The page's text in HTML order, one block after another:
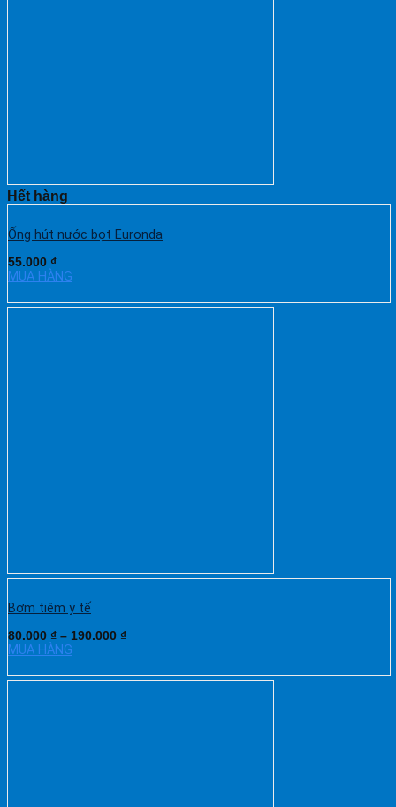
Hết hàng
Ống hút nước bọt Euronda
55.000 ₫
MUA HÀNG
Bơm tiêm y tế
80.000 ₫ – 190.000 ₫
MUA HÀNG